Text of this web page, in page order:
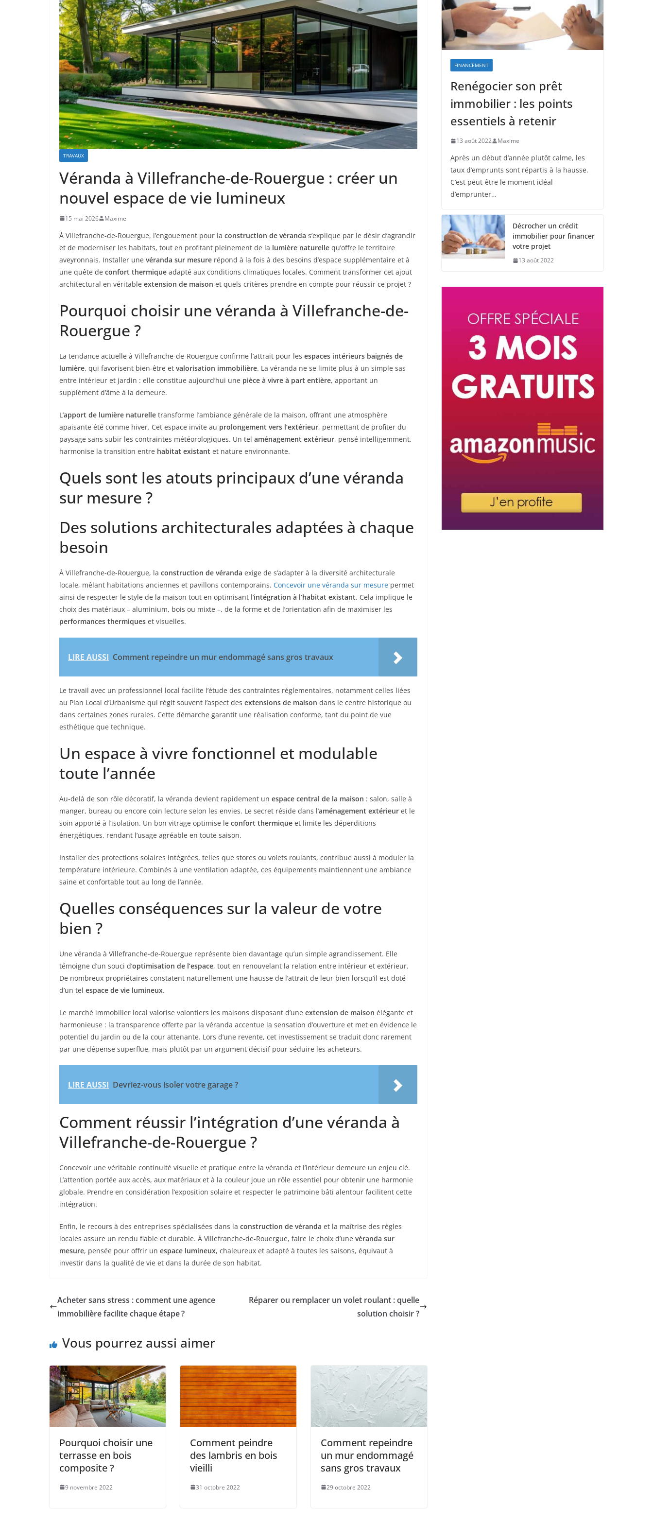
TRAVAUX
Véranda à Villefranche-de-Rouergue : créer un
nouvel espace de vie lumineux
15 mai 2026 Maxime
À Villefranche-de-Rouergue, l’engouement pour la construction de véranda s’explique par le désir d’agrandir
et de moderniser les habitats, tout en profitant pleinement de la lumière naturelle qu’offre le territoire
aveyronnais. Installer une véranda sur mesure répond à la fois à des besoins d’espace supplémentaire et à
une quête de confort thermique adapté aux conditions climatiques locales. Comment transformer cet ajout
architectural en véritable extension de maison et quels critères prendre en compte pour réussir ce projet ?
Pourquoi choisir une véranda à Villefranche-de-
Rouergue ?
La tendance actuelle à Villefranche-de-Rouergue confirme l’attrait pour les espaces intérieurs baignés de
lumière, qui favorisent bien-être et valorisation immobilière. La véranda ne se limite plus à un simple sas
entre intérieur et jardin : elle constitue aujourd’hui une pièce à vivre à part entière, apportant un
supplément d’âme à la demeure.
L’apport de lumière naturelle transforme l’ambiance générale de la maison, offrant une atmosphère
apaisante été comme hiver. Cet espace invite au prolongement vers l’extérieur, permettant de profiter du
paysage sans subir les contraintes météorologiques. Un tel aménagement extérieur, pensé intelligemment,
harmonise la transition entre habitat existant et nature environnante.
Quels sont les atouts principaux d’une véranda
sur mesure ?
Des solutions architecturales adaptées à chaque
besoin
À Villefranche-de-Rouergue, la construction de véranda exige de s’adapter à la diversité architecturale
locale, mêlant habitations anciennes et pavillons contemporains. Concevoir une véranda sur mesure permet
ainsi de respecter le style de la maison tout en optimisant l’intégration à l’habitat existant. Cela implique le
choix des matériaux – aluminium, bois ou mixte –, de la forme et de l’orientation afin de maximiser les
performances thermiques et visuelles.
LIRE AUSSI Comment repeindre un mur endommagé sans gros travaux
Le travail avec un professionnel local facilite l’étude des contraintes réglementaires, notamment celles liées
au Plan Local d’Urbanisme qui régit souvent l’aspect des extensions de maison dans le centre historique ou
dans certaines zones rurales. Cette démarche garantit une réalisation conforme, tant du point de vue
esthétique que technique.
Un espace à vivre fonctionnel et modulable
toute l’année
Au-delà de son rôle décoratif, la véranda devient rapidement un espace central de la maison : salon, salle à
manger, bureau ou encore coin lecture selon les envies. Le secret réside dans l’aménagement extérieur et le
soin apporté à l’isolation. Un bon vitrage optimise le confort thermique et limite les déperditions
énergétiques, rendant l’usage agréable en toute saison.
Installer des protections solaires intégrées, telles que stores ou volets roulants, contribue aussi à moduler la
température intérieure. Combinés à une ventilation adaptée, ces équipements maintiennent une ambiance
saine et confortable tout au long de l’année.
Quelles conséquences sur la valeur de votre
bien ?
Une véranda à Villefranche-de-Rouergue représente bien davantage qu’un simple agrandissement. Elle
témoigne d’un souci d’optimisation de l’espace, tout en renouvelant la relation entre intérieur et extérieur.
De nombreux propriétaires constatent naturellement une hausse de l’attrait de leur bien lorsqu’il est doté
d’un tel espace de vie lumineux.
Le marché immobilier local valorise volontiers les maisons disposant d’une extension de maison élégante et
harmonieuse : la transparence offerte par la véranda accentue la sensation d’ouverture et met en évidence le
potentiel du jardin ou de la cour attenante. Lors d’une revente, cet investissement se traduit donc rarement
par une dépense superflue, mais plutôt par un argument décisif pour séduire les acheteurs.
LIRE AUSSI Devriez-vous isoler votre garage ?
Comment réussir l’intégration d’une véranda à
Villefranche-de-Rouergue ?
Concevoir une véritable continuité visuelle et pratique entre la véranda et l’intérieur demeure un enjeu clé.
L’attention portée aux accès, aux matériaux et à la couleur joue un rôle essentiel pour obtenir une harmonie
globale. Prendre en considération l’exposition solaire et respecter le patrimoine bâti alentour facilitent cette
intégration.
Enfin, le recours à des entreprises spécialisées dans la construction de véranda et la maîtrise des règles
locales assure un rendu fiable et durable. À Villefranche-de-Rouergue, faire le choix d’une véranda sur
mesure, pensée pour offrir un espace lumineux, chaleureux et adapté à toutes les saisons, équivaut à
investir dans la qualité de vie et dans la durée de son habitat.
Acheter sans stress : comment une agence
immobilière facilite chaque étape ?
Réparer ou remplacer un volet roulant : quelle
solution choisir ?
Vous pourrez aussi aimer
Pourquoi choisir une
terrasse en bois
composite ?
9 novembre 2022
Comment peindre
des lambris en bois
vieilli
31 octobre 2022
Comment repeindre
un mur endommagé
sans gros travaux
29 octobre 2022
FINANCEMENT
Renégocier son prêt
immobilier : les points
essentiels à retenir
13 août 2022 Maxime
Après un début d’année plutôt calme, les
taux d’emprunts sont répartis à la hausse.
C’est peut-être le moment idéal
d’emprunter…
Décrocher un crédit
immobilier pour financer
votre projet
13 août 2022